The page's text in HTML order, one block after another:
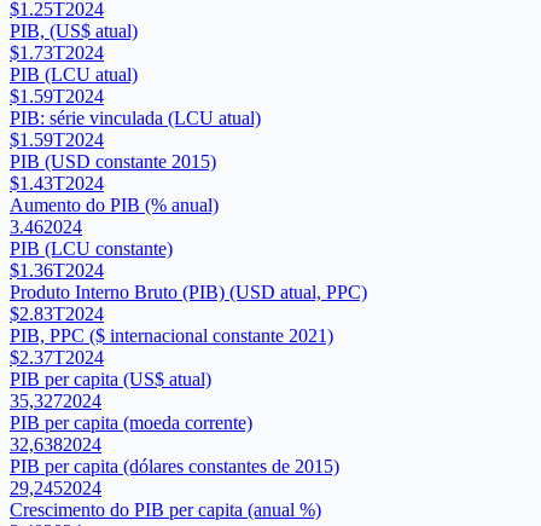
$1.25T2024
PIB, (US$ atual)
$1.73T2024
PIB (LCU atual)
$1.59T2024
PIB: série vinculada (LCU atual)
$1.59T2024
PIB (USD constante 2015)
$1.43T2024
Aumento do PIB (% anual)
3.462024
PIB (LCU constante)
$1.36T2024
Produto Interno Bruto (PIB) (USD atual, PPC)
$2.83T2024
PIB, PPC ($ internacional constante 2021)
$2.37T2024
PIB per capita (US$ atual)
35,3272024
PIB per capita (moeda corrente)
32,6382024
PIB per capita (dólares constantes de 2015)
29,2452024
Crescimento do PIB per capita (anual %)